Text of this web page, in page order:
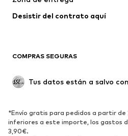
Ropa de baño
Nuevo
Zapatos bajos
Zapatos abiertos
Desistir del contrato aquí
COMPRAS SEGURAS
Tus datos están a salvo
*Envío gratis para pedidos a partir de
inferiores a este importe, los gastos
3,90€.